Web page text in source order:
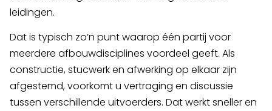
leidingen.
Dat is typisch zo’n punt waarop één partij voor
meerdere afbouwdisciplines voordeel geeft. Als
constructie, stucwerk en afwerking op elkaar zijn
afgestemd, voorkomt u vertraging en discussie
tussen verschillende uitvoerders. Dat werkt sneller en